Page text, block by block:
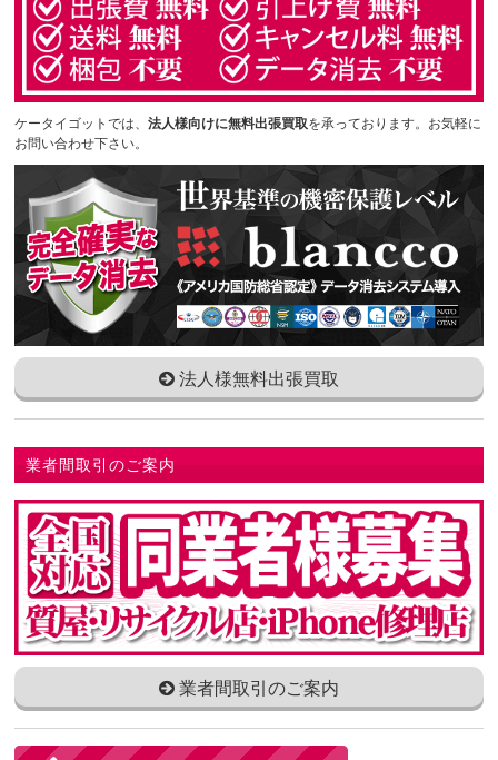
ケータイゴットでは、法人様向けに無料出張買取を承っております。お気軽に
お問い合わせ下さい。
法人様無料出張買取
業者間取引のご案内
業者間取引のご案内